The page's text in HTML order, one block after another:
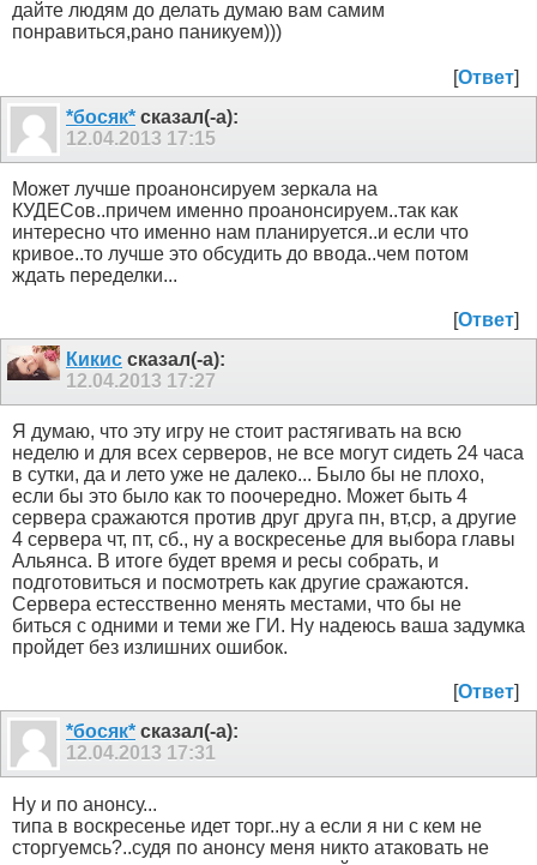
дайте людям до делать думаю вам самим
понравиться,рано паникуем)))
[Ответ]
*босяк* сказал(-а):
12.04.2013 17:15
Может лучше проанонсируем зеркала на
КУДЕСов..причем именно проанонсируем..так как
интересно что именно нам планируется..и если что
кривое..то лучше это обсудить до ввода..чем потом
ждать переделки...
[Ответ]
Кикис сказал(-а):
12.04.2013 17:27
Я думаю, что эту игру не стоит растягивать на всю
неделю и для всех серверов, не все могут сидеть 24 часа
в сутки, да и лето уже не далеко... Было бы не плохо,
если бы это было как то поочередно. Может быть 4
сервера сражаются против друг друга пн, вт,ср, а другие
4 сервера чт, пт, сб., ну а воскресенье для выбора главы
Альянса. В итоге будет время и ресы собрать, и
подготовиться и посмотреть как другие сражаются.
Сервера естесственно менять местами, что бы не
биться с одними и теми же ГИ. Ну надеюсь ваша задумка
пройдет без излишних ошибок.
[Ответ]
*босяк* сказал(-а):
12.04.2013 17:31
Ну и по анонсу...
типа в воскресенье идет торг..ну а если я ни с кем не
сторгуемсь?..судя по анонсу меня никто атаковать не